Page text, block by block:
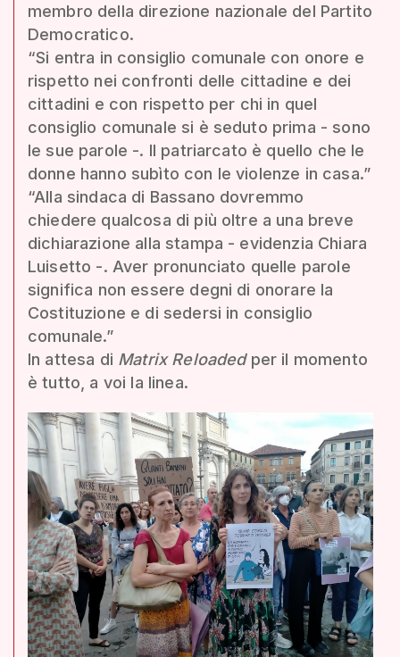
membro della direzione nazionale del Partito
Democratico.
“Si entra in consiglio comunale con onore e
rispetto nei confronti delle cittadine e dei
cittadini e con rispetto per chi in quel
consiglio comunale si è seduto prima - sono
le sue parole -. Il patriarcato è quello che le
donne hanno subìto con le violenze in casa.”
“Alla sindaca di Bassano dovremmo
chiedere qualcosa di più oltre a una breve
dichiarazione alla stampa - evidenzia Chiara
Luisetto -. Aver pronunciato quelle parole
significa non essere degni di onorare la
Costituzione e di sedersi in consiglio
comunale.”
In attesa di Matrix Reloadedper il momento
è tutto, a voi la linea.